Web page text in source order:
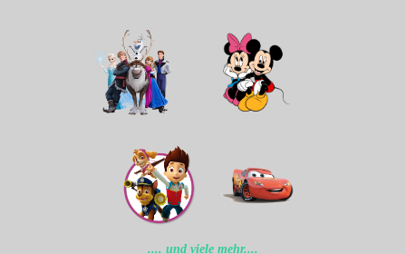
.... und viele mehr....